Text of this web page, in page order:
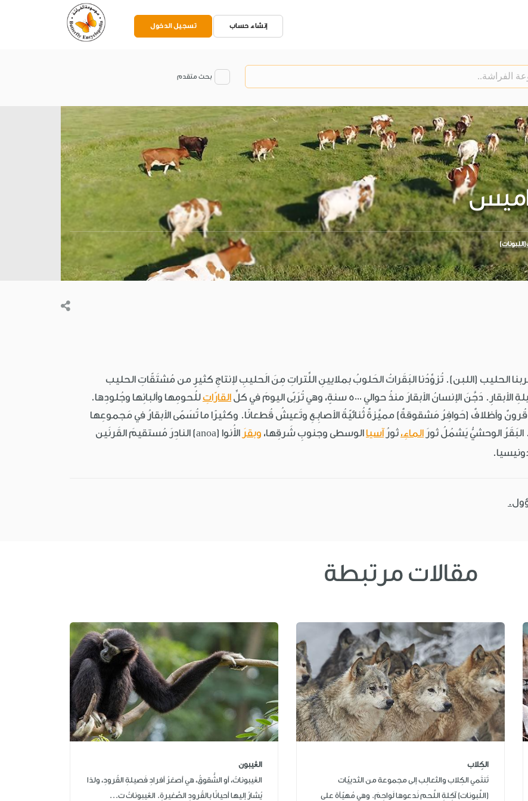
إنشاء حساب تسجيل الدخول
بحث متقدم
الحليب (اللبن). تُزوِّدُنا البَقَراتُ الحَلوبُ بملايينِ اللِّتراتِ مِنَ الَحليبِ لإنتاجِ كثيرٍ من مُشتَقّاتِ الحليب
الأبقارَ منذُ حوالي 5000 سنةٍ، وهي تُرَبّى اليومَ في كلِّ
القارّاتِللُحومِها وألبانِها وجُلودِها.
وأظلافٌ (حَوافِرُ مَشقوقةٌ) مميَّزةٌ ثُنائيّةُ الأصابِـعِ وتَعيشُ قُطعانًا. وكثيرًا ما تُسَمّى الأبقارُ في مَجموعِها
الوحشيُّ يَشمُلُ ثورَ الماءِ، ثورُ آسياالوسطى وجنوبِ شَرقِها، وبقرَ
الأُنوا (anoa) النادِرَ مُستقيمَ القَرنَين
مقالات مرتبطة
الكِلاب
تَنتَمي الكِلاب والثعالِب إلى مجموعة من الثدييّات
(اللَّبونات) آكِلةِ اللَّحم نَدعوها لَواحِمَ. وهي مُهيّأة على
الڠيبون
الڠيبوناتُ، أو الشُّقوقُ، هي أصغرُ أفرادِ فَصيلةِ القُرودِ، ولذا
يُشارُ إليها أحيانًا بالقُرودِ الصَّغيرةِ. الڠيبوناتُ ت...